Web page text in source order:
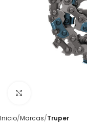
Inicio Marcas Truper